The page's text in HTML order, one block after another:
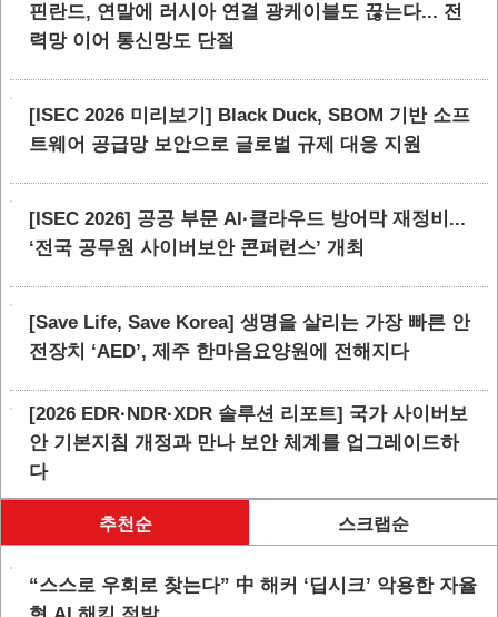
핀란드, 연말에 러시아 연결 광케이블도 끊는다... 전
력망 이어 통신망도 단절
[ISEC 2026 미리보기] Black Duck, SBOM 기반 소프
트웨어 공급망 보안으로 글로벌 규제 대응 지원
[ISEC 2026] 공공 부문 AI·클라우드 방어막 재정비...
‘전국 공무원 사이버보안 콘퍼런스’ 개최
[Save Life, Save Korea] 생명을 살리는 가장 빠른 안
전장치 ‘AED’, 제주 한마음요양원에 전해지다
[2026 EDR·NDR·XDR 솔루션 리포트] 국가 사이버보
안 기본지침 개정과 만나 보안 체계를 업그레이드하
다
추천순 스크랩순
“스스로 우회로 찾는다” 中 해커 ‘딥시크’ 악용한 자율